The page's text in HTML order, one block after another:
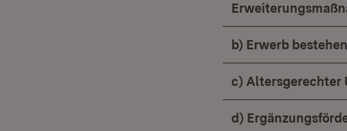
b) Erwerb
c) Altersgerechter
d)